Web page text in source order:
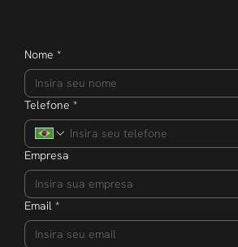
Nome *
Telefone *
Empresa
Email *